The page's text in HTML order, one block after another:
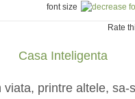
font size
Rate
printre altele, sa-